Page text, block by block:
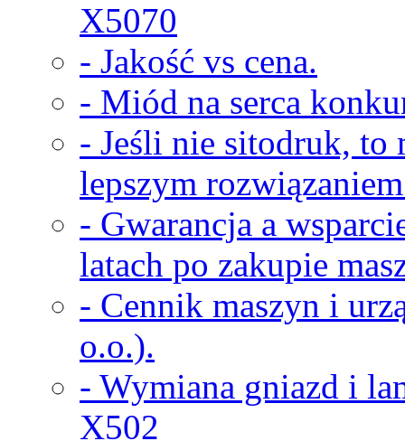
X5070
- Jakość vs cena.
- Miód na serca
- Jeśli nie sitodruk, to
lepszym
- Gwarancja a
latach po zakupie
- Cennik maszyn i
o.o.).
- Wymiana gniazd i
X502